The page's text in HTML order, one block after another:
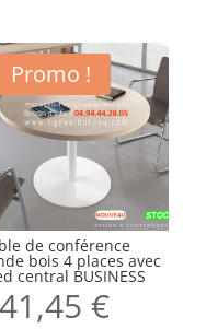
Promo !
de conférence
bois 4 places avec
central BUSINESS
€